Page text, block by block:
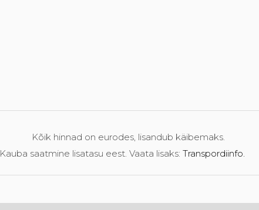
Kõik hinnad on eurodes, lisandub käibemaks.
Kauba saatmine lisatasu eest. Vaata lisaks:Transpordiinfo.